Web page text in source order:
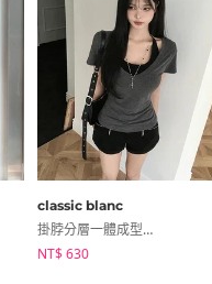
classic blanc
掛脖分層一體成型夏季V領露肩短袖T恤
NT$ 630